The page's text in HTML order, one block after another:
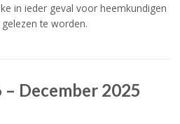
in ieder geval voor heemkundigen
te worden.
– December 2025